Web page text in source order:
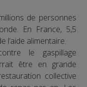
de personnes
En France, 5,5
l’aide alimentaire.
le gaspillage
être en grande
collective